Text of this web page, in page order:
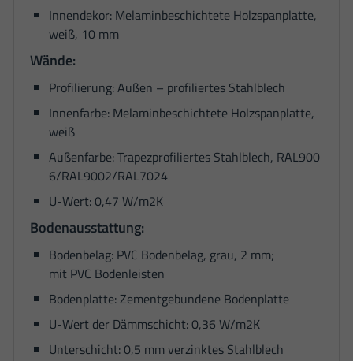
Innendekor: Melaminbeschichtete Holzspanplatte,
weiß, 10 mm
Wände:
Profilierung: Außen – profiliertes Stahlblech
Innenfarbe: Melaminbeschichtete Holzspanplatte,
weiß
Außenfarbe: Trapezprofiliertes Stahlblech, RAL900
6/RAL9002/RAL7024
U-Wert: 0,47 W/m2K
Bodenausstattung:
Bodenbelag: PVC Bodenbelag, grau, 2 mm;
mit PVC Bodenleisten
Bodenplatte: Zementgebundene Bodenplatte
U-Wert der Dämmschicht: 0,36 W/m2K
Unterschicht: 0,5 mm verzinktes Stahlblech